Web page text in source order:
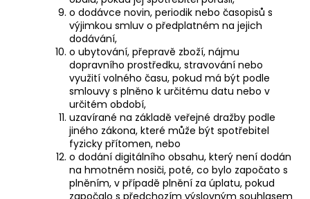
o dodávce novin, periodik nebo časopisů s
výjimkou smluv o předplatném na jejich
dodávání,
o ubytování, přepravě zboží, nájmu
dopravního prostředku, stravování nebo
využití volného času, pokud má být podle
smlouvy s plněno k určitému datu nebo v
určitém období,
uzavírané na základě veřejné dražby podle
jiného zákona, které může být spotřebitel
fyzicky přítomen, nebo
o dodání digitálního obsahu, který není dodán
na hmotném nosiči, poté, co bylo započato s
plněním, v případě plnění za úplatu, pokud
započalo s předchozím výslovným souhlasem